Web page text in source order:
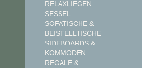
RELAXLIEGEN
SESSEL
SOFATISCHE &
BEISTELLTISCHE
SIDEBOARDS &
KOMMODEN
REGALE &